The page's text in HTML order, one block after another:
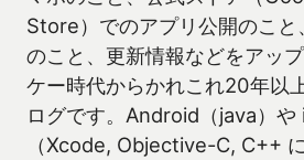
Store）でのアプリ公開のこと
のこと、更新情報などをアッ
ケー時代からかれこれ20年以
ログです。Android（java）
（Xcode, Objective-C, C++